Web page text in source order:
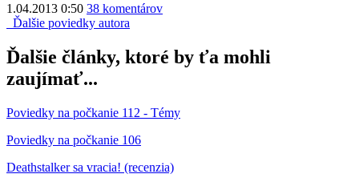
1.04.2013 0:50 38 komentárov
Ďalšie poviedky autora
Ďalšie články, ktoré by ťa mohli
zaujímať...
Poviedky na počkanie 112 - Témy
Poviedky na počkanie 106
Deathstalker sa vracia! (recenzia)